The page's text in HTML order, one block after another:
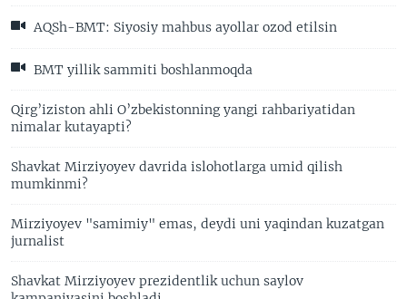
AQSh-BMT: Siyosiy mahbus ayollar ozod etilsin
BMT yillik sammiti boshlanmoqda
Qirg’iziston ahli O’zbekistonning yangi rahbariyatidan
nimalar kutayapti?
Shavkat Mirziyoyev davrida islohotlarga umid qilish
mumkinmi?
Mirziyoyev "samimiy" emas, deydi uni yaqindan kuzatgan
jurnalist
Shavkat Mirziyoyev prezidentlik uchun saylov